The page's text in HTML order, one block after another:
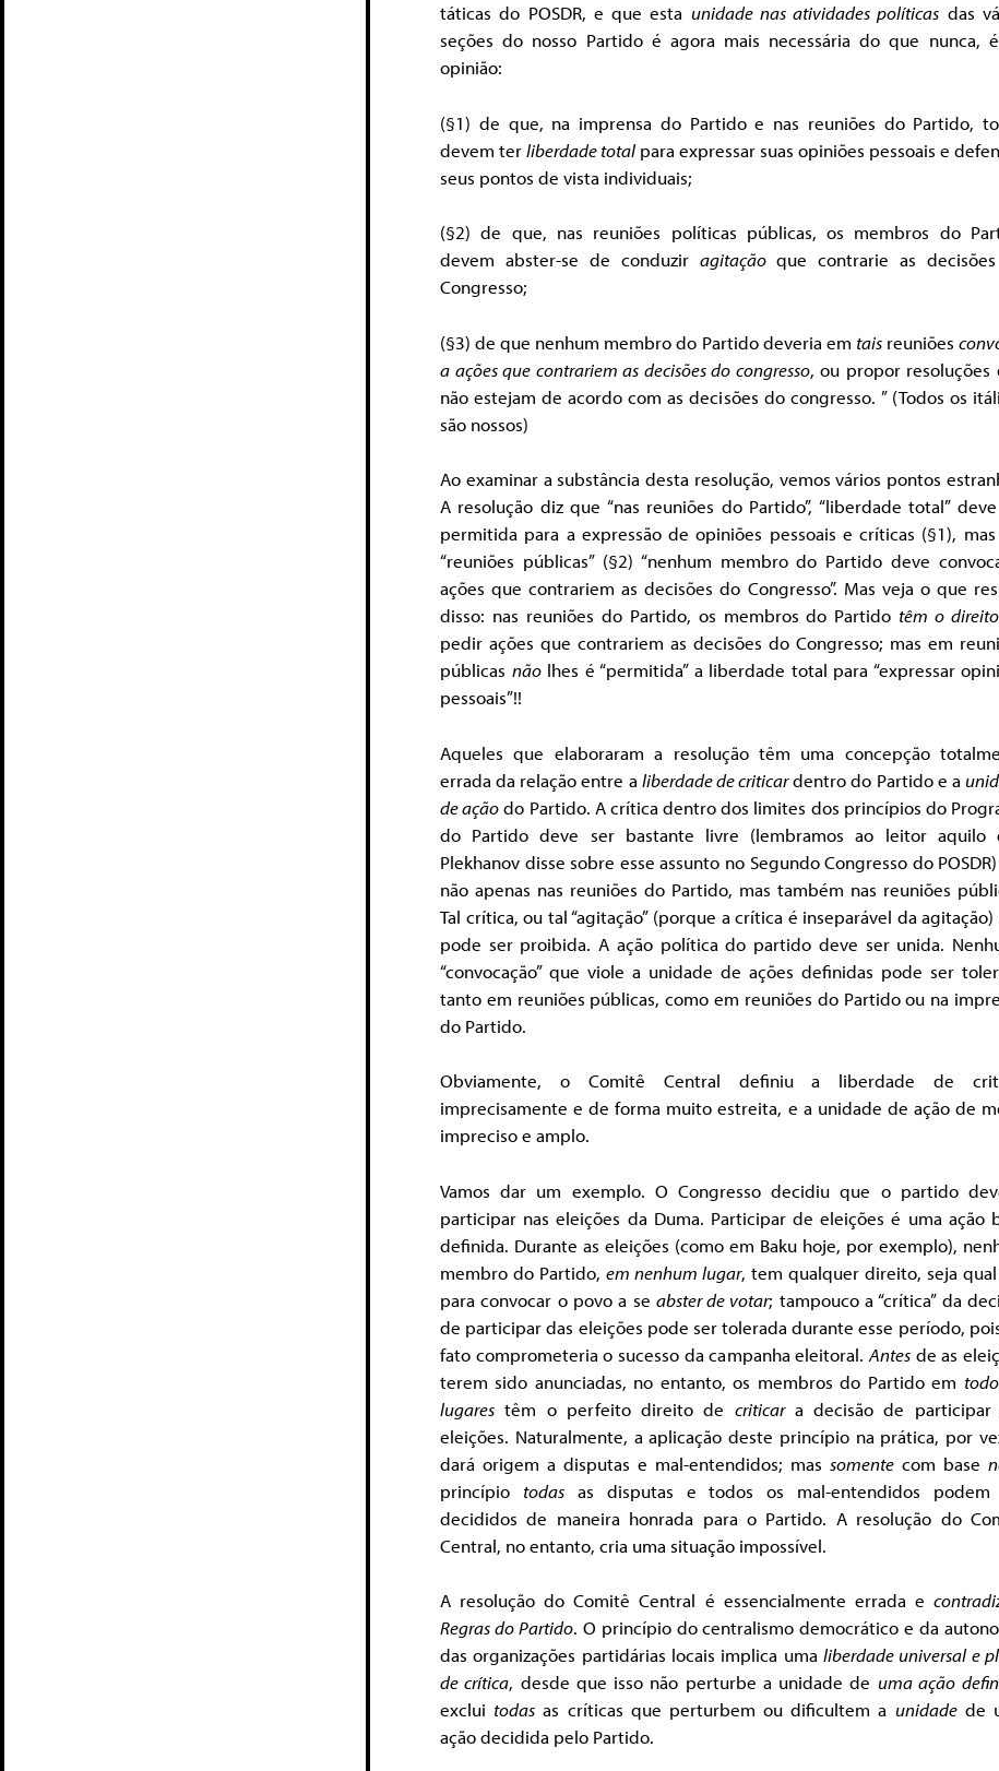
táticas do POSDR, e que esta unidade nas atividades políticas das
seções do nosso Partido é agora mais necessária do que nunca,
opinião:
(§1) de que, na imprensa do Partido e nas reuniões do Partido,
devem terliberdade totalpara expressar suas opiniões pessoais e
seus pontos de vista individuais;
(§2) de que, nas reuniões políticas públicas, os membros do
devem abster-se de conduzir agitaçãoque contrarie as
Congresso;
(§3) de que nenhum membro do Partido deveria em taisreuniões
a ações que contrariem as decisões do congresso, ou propor resoluções
não estejam de acordo com as decisões do congresso. ” (Todos os
são nossos)
Ao examinar a substância desta resolução, vemos vários pontos
A resolução diz que “nas reuniões do Partido”, “liberdade total”
permitida para a expressão de opiniões pessoais e críticas (§1),
“reuniões públicas” (§2) “nenhum membro do Partido deve
ações que contrariem as decisões do Congresso”. Mas veja o que
disso: nas reuniões do Partido, os membros do Partido têm o direito
pedir ações que contrariem as decisões do Congresso; mas em
públicas nãolhes é “permitida” a liberdade total para “expressar
pessoais”!!
Aqueles que elaboraram a resolução têm uma concepção
errada da relação entre a liberdade de criticardentro do Partido e a
de açãodo Partido. A crítica dentro dos limites dos princípios do
do Partido deve ser bastante livre (lembramos ao leitor aquilo
Plekhanov disse sobre esse assunto no Segundo Congresso do
não apenas nas reuniões do Partido, mas também nas reuniões
Tal crítica, ou tal “agitação” (porque a crítica é inseparável da agitação)
pode ser proibida. A ação política do partido deve ser unida.
“convocação” que viole a unidade de ações definidas pode ser
tanto em reuniões públicas, como em reuniões do Partido ou na
do Partido.
Obviamente, o Comitê Central definiu a liberdade de
imprecisamente e de forma muito estreita, e a unidade de ação de
impreciso e amplo.
Vamos dar um exemplo. O Congresso decidiu que o partido
participar nas eleições da Duma. Participar de eleições é uma ação
definida. Durante as eleições (como em Baku hoje, por exemplo),
membro do Partido, em nenhum lugar, tem qualquer direito, seja
para convocar o povo a se abster de votar; tampouco a “crítica” da
de participar das eleições pode ser tolerada durante esse período,
fato comprometeria o sucesso da campanha eleitoral. Antesde as
terem sido anunciadas, no entanto, os membros do Partido em
lugares têm o perfeito direito de criticara decisão de participar
eleições. Naturalmente, a aplicação deste princípio na prática, por
dará origem a disputas e mal-entendidos; mas somente com base
princípio todasas disputas e todos os mal-entendidos podem
decididos de maneira honrada para o Partido. A resolução do
Central, no entanto, cria uma situação impossível.
A resolução do Comitê Central é essencialmente errada e
Regras do Partido. O princípio do centralismo democrático e da
das organizações partidárias locais implica uma liberdade universal e
de crítica, desde que isso não perturbe a unidade de uma ação
exclui todas as críticas que perturbem ou dificultem a unidadede
ação decidida pelo Partido.